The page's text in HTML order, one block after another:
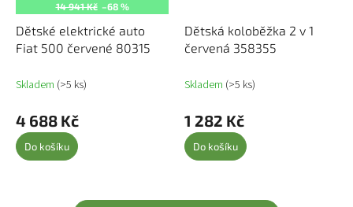
14 941 Kč –68 %
Dětské elektrické auto
Fiat 500 červené 80315
Skladem (>5 ks)
4 688 Kč
Do košíku
Dětská koloběžka 2 v 1
červená 358355
Skladem (>5 ks)
1 282 Kč
Do košíku